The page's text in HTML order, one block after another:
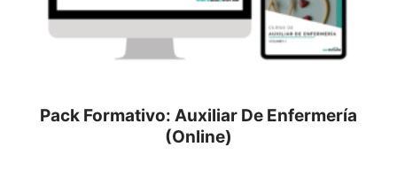
Pack Formativo: Auxiliar De Enfermería
(Online)